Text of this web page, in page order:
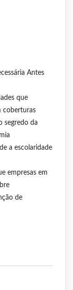
Antes
que
coberturas
segredo da
a escolaridade
empresas em
de